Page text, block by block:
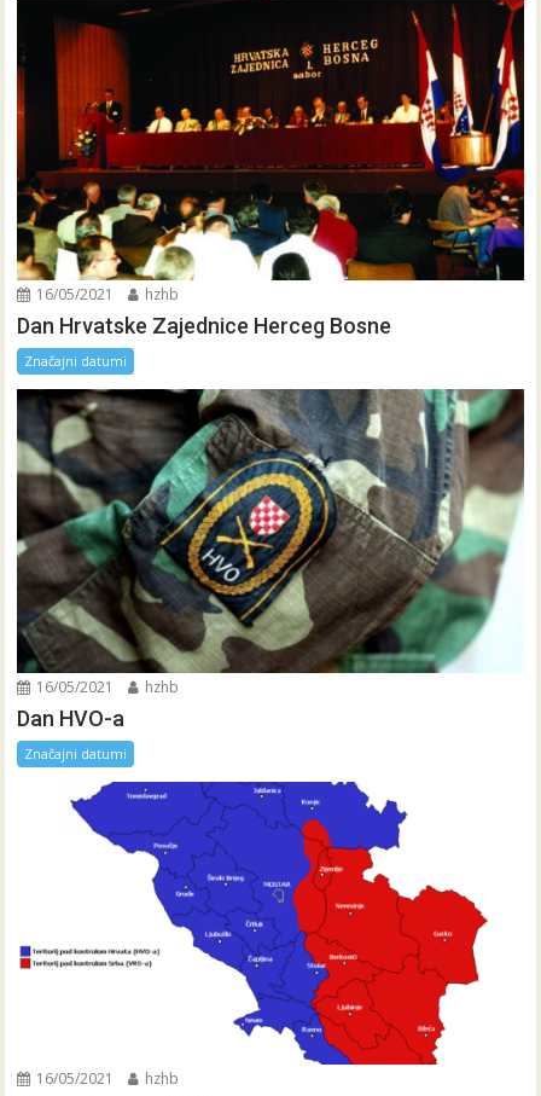
16/05/2021 hzhb
Dan Hrvatske Zajednice Herceg Bosne
Značajni datumi
16/05/2021 hzhb
Dan HVO-a
Značajni datumi
16/05/2021 hzhb